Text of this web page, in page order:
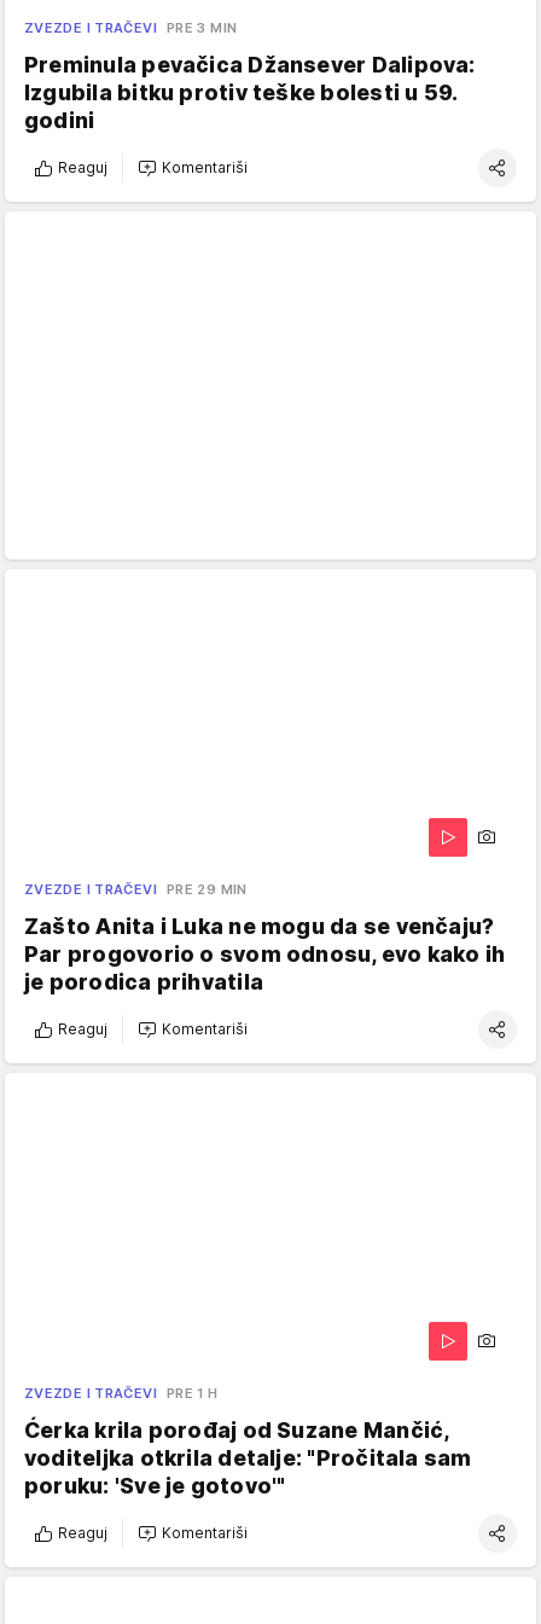
ZVEZDE I TRAČEVI PRE 3 MIN
Preminula pevačica Džansever Dalipova:
Izgubila bitku protiv teške bolesti u 59.
godini
Reaguj Komentariši
ZVEZDE I TRAČEVI PRE 29 MIN
Zašto Anita i Luka ne mogu da se venčaju?
Par progovorio o svom odnosu, evo kako ih
je porodica prihvatila
Reaguj Komentariši
ZVEZDE I TRAČEVI PRE 1 H
Ćerka krila porođaj od Suzane Mančić,
voditeljka otkrila detalje: "Pročitala sam
poruku: 'Sve je gotovo'"
Reaguj Komentariši